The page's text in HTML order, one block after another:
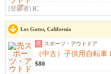
[登録者] IC
Los Gatos, California
売 スポーツ・アウトドア
（中古）子供用自転
$80